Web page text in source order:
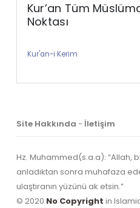
Kur’an Tüm
Noktası
Kur'an-i Kerim
Site Hakkında - İletişim
Hz. Muhammed(s.a.a): “Allah,
anladıktan sonra muhafaza
ulaştıranın yüzünü ak etsin.”
© 2020 No Copyright in